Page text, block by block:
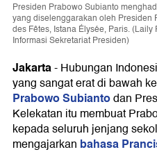
Presiden Prabowo Subianto
yang diselenggarakan oleh Presiden
des Fêtes, Istana Élysée, Paris.
Informasi Sekretariat Presiden)
Jakarta-Hubungan
yang sangat erat di bawah
Prabowo Subiantodan
Kelekatan itu membuat
kepada seluruh jenjang
mengajarkan bahasa